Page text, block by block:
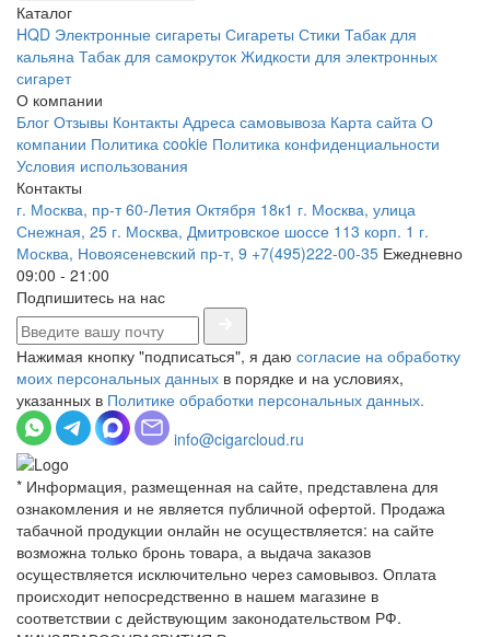
Каталог
HQD Электронные сигареты Сигареты Стики Табак для
кальяна Табак для самокруток Жидкости для электронных
сигарет
О компании
Блог Отзывы Контакты Адреса самовывоза Карта сайта О
компании Политика cookie Политика конфиденциальности
Условия использования
Контакты
г. Москва, пр-т 60-Летия Октября 18к1 г. Москва, улица
Снежная, 25 г. Москва, Дмитровское шоссе 113 корп. 1 г.
Москва, Новоясеневский пр-т, 9 +7(495)222-00-35 Ежедневно
09:00 - 21:00
Подпишитесь на нас
Нажимая кнопку "подписаться", я даю согласие на обработку
моих персональных данных в порядке и на условиях,
указанных в Политике обработки персональных данных.
info@cigarcloud.ru
* Информация, размещенная на сайте, представлена для
ознакомления и не является публичной офертой. Продажа
табачной продукции онлайн не осуществляется: на сайте
возможна только бронь товара, а выдача заказов
осуществляется исключительно через самовывоз. Оплата
происходит непосредственно в нашем магазине в
соответствии с действующим законодательством РФ.